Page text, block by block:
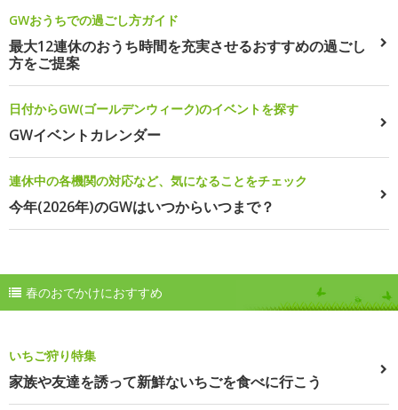
GWおうちでの過ごし方ガイド
最大12連休のおうち時間を充実させるおすすめの過ごし
方をご提案
日付からGW(ゴールデンウィーク)のイベントを探す
GWイベントカレンダー
連休中の各機関の対応など、気になることをチェック
今年(2026年)のGWはいつからいつまで？
春のおでかけにおすすめ
いちご狩り特集
家族や友達を誘って新鮮ないちごを食べに行こう